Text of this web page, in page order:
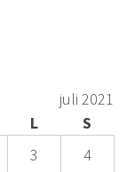
juli 2021
L
S
3
4